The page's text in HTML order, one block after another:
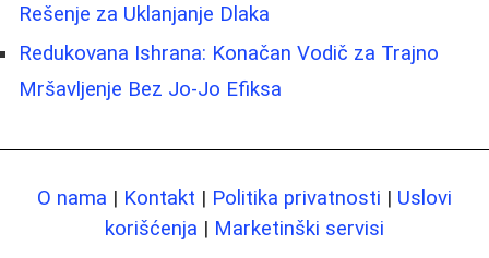
Rešenje za Uklanjanje Dlaka
Redukovana Ishrana: Konačan Vodič za Trajno
Mršavljenje Bez Jo-Jo Efiksa
O nama | Kontakt | Politika privatnosti | Uslovi
korišćenja | Marketinški servisi